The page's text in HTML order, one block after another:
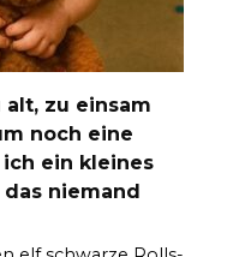
alt, zu einsam
noch eine
ich ein kleines
niemand